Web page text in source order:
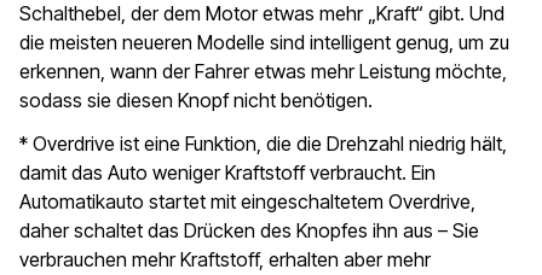
Schalthebel, der dem Motor etwas mehr „Kraft“ gibt. Und
die meisten neueren Modelle sind intelligent genug, um zu
erkennen, wann der Fahrer etwas mehr Leistung möchte,
sodass sie diesen Knopf nicht benötigen.
* Overdrive ist eine Funktion, die die Drehzahl niedrig hält,
damit das Auto weniger Kraftstoff verbraucht. Ein
Automatikauto startet mit eingeschaltetem Overdrive,
daher schaltet das Drücken des Knopfes ihn aus – Sie
verbrauchen mehr Kraftstoff, erhalten aber mehr